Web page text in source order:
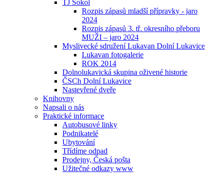
TJ Sokol
Rozpis zápasů mladší přípravky - jaro
2024
Rozpis zápasů 3. tř. okresního přeboru
MUŽI – jaro 2024
Myslivecké sdružení Lukavan Dolní Lukavice
Lukavan fotogalerie
ROK 2014
Dolnolukavická skupina oživené historie
ČSCh Dolní Lukavice
Nastevřené dveře
Knihovny
Napsali o nás
Praktické informace
Autobusové linky
Podnikatelé
Ubytování
Třídíme odpad
Prodejny, Česká pošta
Užitečné odkazy www